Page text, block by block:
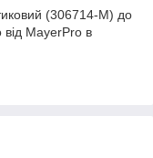
(306714-M) до
від MayerPro в